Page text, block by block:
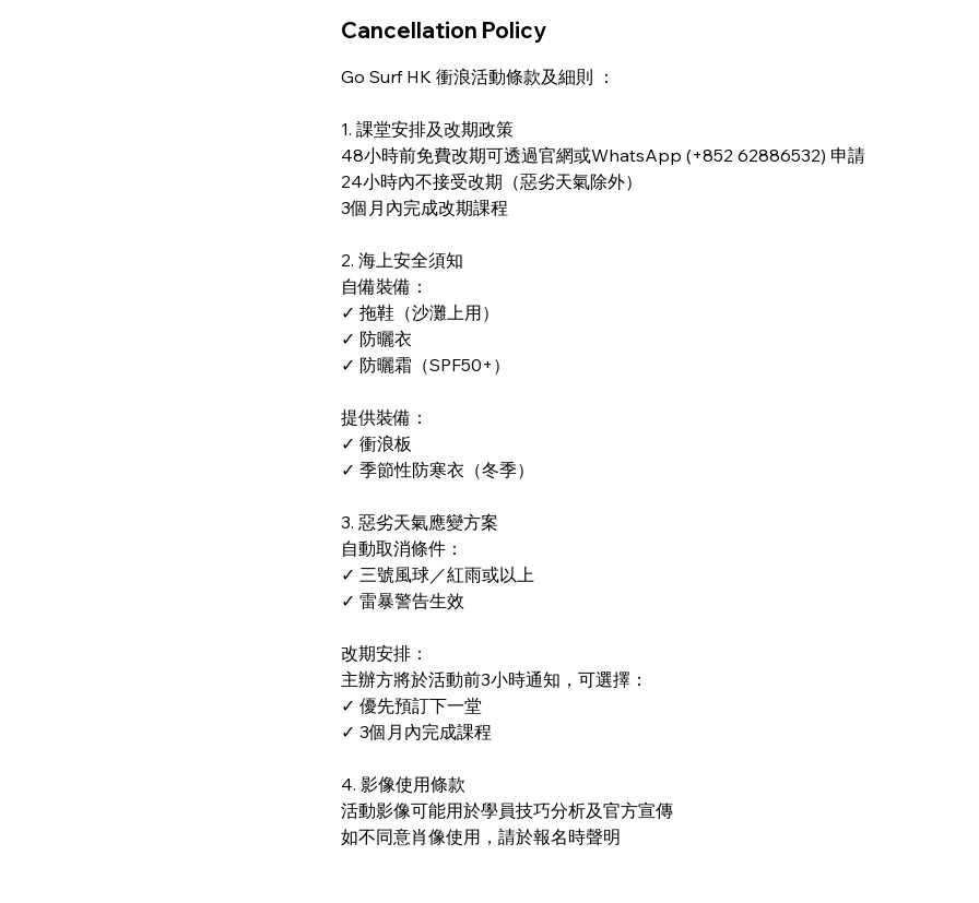
Cancellation Policy
Go Surf HK 衝浪活動條款及細則 ：
1. 課堂安排及改期政策
48小時前免費改期可透過官網或WhatsApp (+852 62886532) 申請
24小時內不接受改期（惡劣天氣除外）
3個月內完成改期課程
2. 海上安全須知
自備裝備：
✓ 拖鞋（沙灘上用）
✓ 防曬衣
✓ 防曬霜（SPF50+）
提供裝備：
✓ 衝浪板
✓ 季節性防寒衣（冬季）
3. 惡劣天氣應變方案
自動取消條件：
✓ 三號風球／紅雨或以上
✓ 雷暴警告生效
改期安排：
主辦方將於活動前3小時通知，可選擇：
✓ 優先預訂下一堂
✓ 3個月內完成課程
4. 影像使用條款
活動影像可能用於學員技巧分析及官方宣傳
如不同意肖像使用，請於報名時聲明